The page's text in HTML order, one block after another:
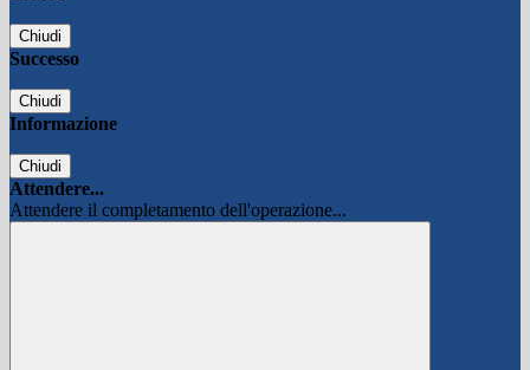
Chiudi
Successo
Chiudi
Informazione
Chiudi
Attendere...
Attendere il completamento dell'operazione...